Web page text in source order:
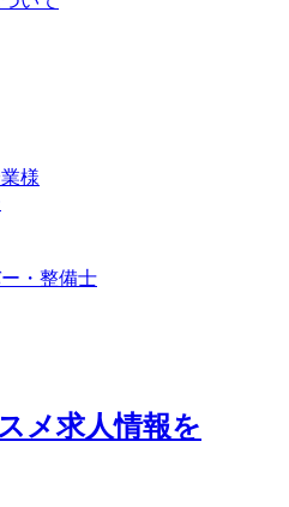
様
・整備士
メ求人情報を